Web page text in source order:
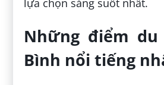
Những điểm
Bình nổi tiếng